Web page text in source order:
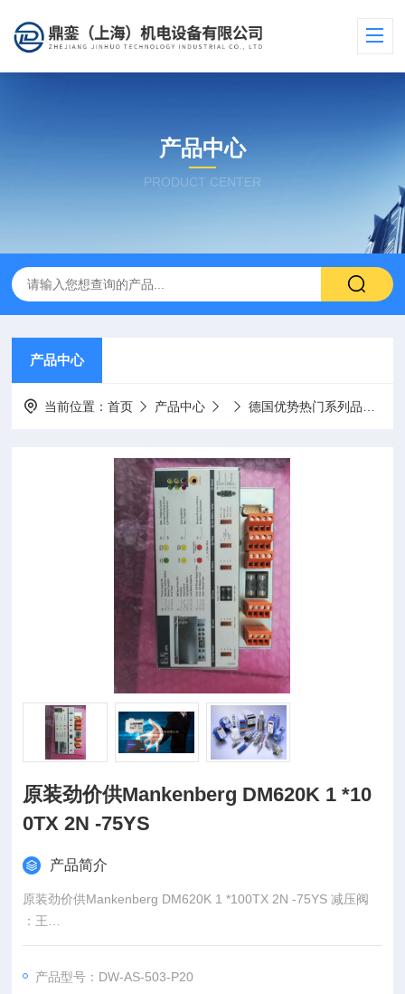
产品中心
PRODUCT CENTER
产品中心
当前位置：首页 产品中心 德国优势热门系列品牌
原装劲价供Mankenberg DM620K 1 *10
0TX 2N -75YS
产品简介
原装劲价供Mankenberg DM620K 1 *100TX 2N -75YS 减压阀
：王
：www@
产品型号：DW-AS-503-P20